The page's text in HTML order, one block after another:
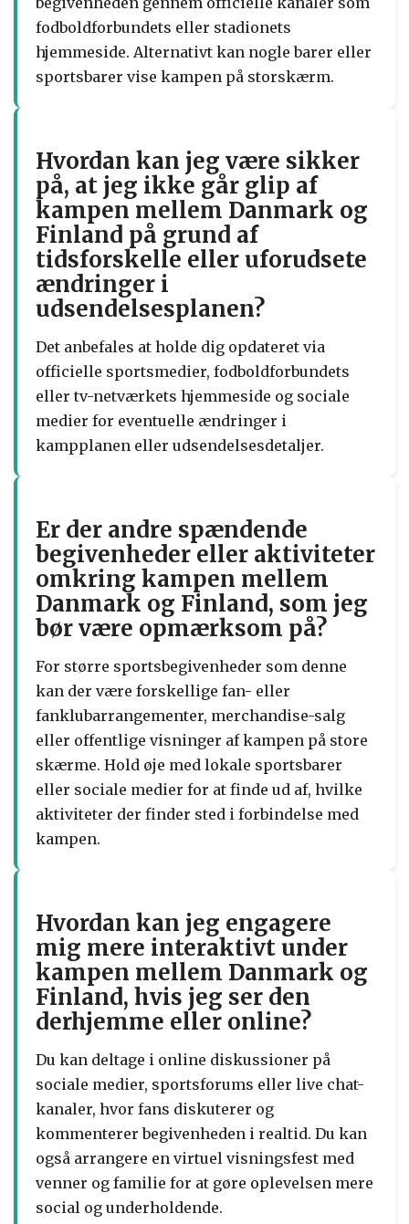
fodboldforbundets eller stadionets
hjemmeside. Alternativt kan nogle barer eller
sportsbarer vise kampen på storskærm.
Hvordan kan jeg være sikker
på, at jeg ikke går glip af
kampen mellem Danmark og
Finland på grund af
tidsforskelle eller uforudsete
ændringer i
udsendelsesplanen?
Det anbefales at holde dig opdateret via
officielle sportsmedier, fodboldforbundets
eller tv-netværkets hjemmeside og sociale
medier for eventuelle ændringer i
kampplanen eller udsendelsesdetaljer.
Er der andre spændende
begivenheder eller aktiviteter
omkring kampen mellem
Danmark og Finland, som jeg
bør være opmærksom på?
For større sportsbegivenheder som denne
kan der være forskellige fan- eller
fanklubarrangementer, merchandise-salg
eller offentlige visninger af kampen på store
skærme. Hold øje med lokale sportsbarer
eller sociale medier for at finde ud af, hvilke
aktiviteter der finder sted i forbindelse med
kampen.
Hvordan kan jeg engagere
mig mere interaktivt under
kampen mellem Danmark og
Finland, hvis jeg ser den
derhjemme eller online?
Du kan deltage i online diskussioner på
sociale medier, sportsforums eller live chat-
kanaler, hvor fans diskuterer og
kommenterer begivenheden i realtid. Du kan
også arrangere en virtuel visningsfest med
venner og familie for at gøre oplevelsen mere
social og underholdende.